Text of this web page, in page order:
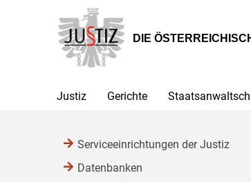
Hauptnavigation
[1]
Inhalt
[2]
Untermenü
[3]
DIE
Justiz Gerichte
Serviceeinrichtungen der Justiz
Datenbanken